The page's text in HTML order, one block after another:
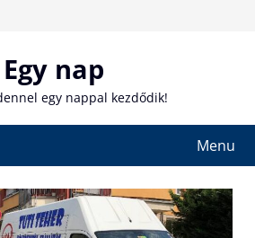
Egy nap
egy nappal kezdődik!
Menu